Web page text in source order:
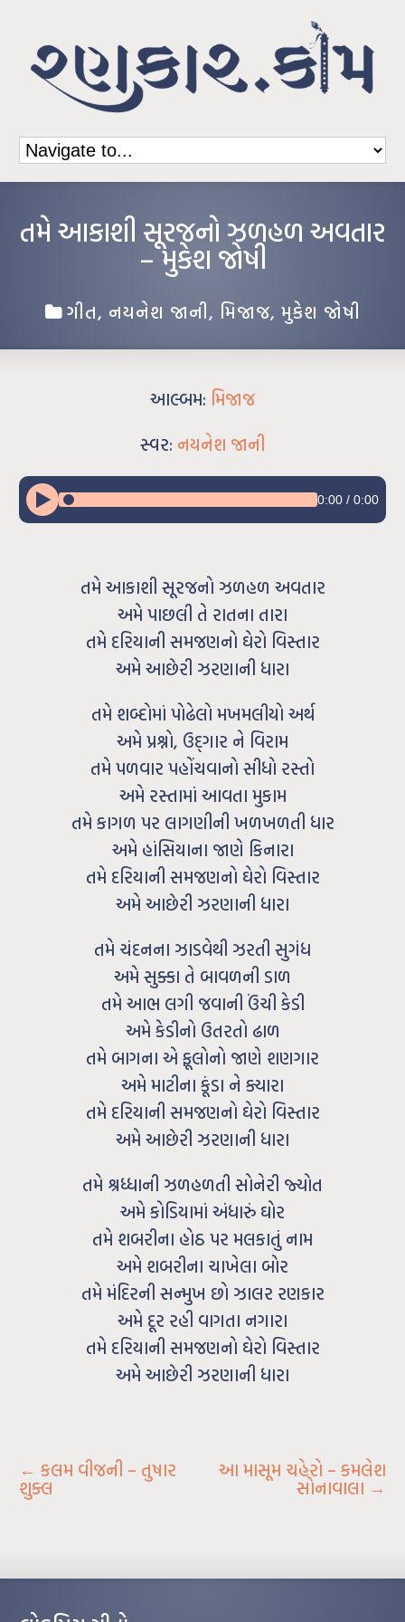
તમે આકાશી સૂરજનો ઝળહળ અવતાર
– મુકેશ જોષી
ગીત, નયનેશ જાની, મિજાજ, મુકેશ જોષી
આલ્બમ: મિજાજ
સ્વર: નયનેશ જાની
0:00/ 0:00
તમે આકાશી સૂરજનો ઝળહળ અવતાર
અમે પાછલી તે રાતના તારા
તમે દરિયાની સમજણનો ઘેરો વિસ્તાર
અમે આછેરી ઝરણાની ધારા
તમે શબ્દોમાં પોઢેલો મખમલીયો અર્થ
અમે પ્રશ્નો, ઉદ્ગાર ને વિરામ
તમે પળવાર પહોંચવાનો સીધો રસ્તો
અમે રસ્તામાં આવતા મુકામ
તમે કાગળ પર લાગણીની ખળખળતી ધાર
અમે હાંસિયાના જાણે કિનારા
તમે દરિયાની સમજણનો ઘેરો વિસ્તાર
અમે આછેરી ઝરણાની ધારા
તમે ચંદનના ઝાડવેથી ઝરતી સુગંધ
અમે સુક્કા તે બાવળની ડાળ
તમે આભ લગી જવાની ઉંચી કેડી
અમે કેડીનો ઉતરતો ઢાળ
તમે બાગના એ ફૂલોનો જાણે શણગાર
અમે માટીના કૂંડા ને ક્યારા
તમે દરિયાની સમજણનો ઘેરો વિસ્તાર
અમે આછેરી ઝરણાની ધારા
તમે શ્રધ્ધાની ઝળહળતી સોનેરી જ્યોત
અમે કોડિયામાં અંધારું ઘોર
તમે શબરીના હોઠ પર મલકાતું નામ
અમે શબરીના ચાખેલા બોર
તમે મંદિરની સન્મુખ છો ઝાલર રણકાર
અમે દૂર રહી વાગતા નગારા
તમે દરિયાની સમજણનો ઘેરો વિસ્તાર
અમે આછેરી ઝરણાની ધારા
← કલમ વીજની – તુષાર
શુક્લ
આ માસૂમ ચહેરો – કમલેશ
સોનાવાલા →